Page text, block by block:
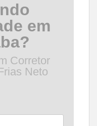
em
Corretor
Neto